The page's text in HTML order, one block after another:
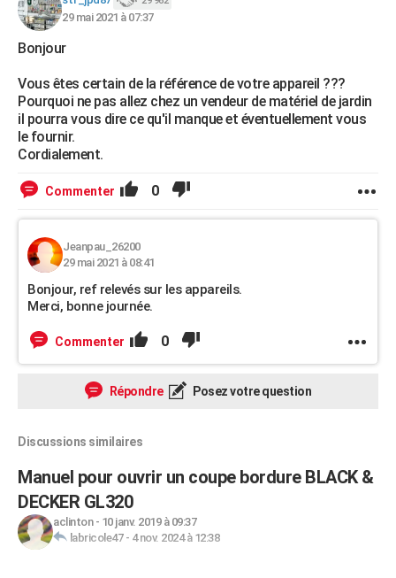
COPAINS D'AVANT
S'inscrire
Se connecter
Lycées
Collèges
Primaires
Universités
Entreprises
Service militaire
Avis de recherche
AVIS DE DÉCÈS
FORUM
Bricolage
Lifestyle
Culture
Sport
Auto
Television
Voyage
Cinema
29 mai 2021 à 07:37
Bonjour
Vous êtes certain de la référence de votre appareil ???
Pourquoi ne pas allez chez un vendeur de matériel de jardin
il pourra vous dire ce qu'il manque et éventuellement vous
le fournir.
Cordialement.
Commenter 0
Jeanpau_26200
29 mai 2021 à 08:41
Bonjour, ref relevés sur les appareils.
Merci, bonne journée.
Commenter 0
Répondre Posez votre question
Discussions similaires
Manuel pour ouvrir un coupe bordure BLACK &
DECKER GL320
aclinton- 10 janv. 2019 à 09:37
labricole47- 4 nov. 2024 à 12:38